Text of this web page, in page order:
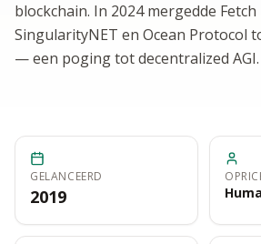
blockchain. In 2024 mergedde
SingularityNET en Ocean Protocol
— een poging tot decentralized AGI.
GELANCEERD
2019